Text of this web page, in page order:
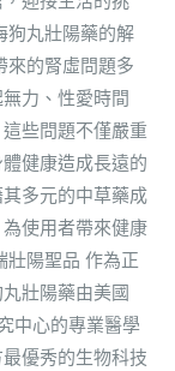
狗丸壯陽藥的解
來的腎虛問題多
力、性愛時間
些問題不僅嚴重
健康造成長遠的
多元的中草藥成
使用者帶來健康
壯陽聖品 作為正
壯陽藥由美國
中心的專業醫學
優秀的生物科技